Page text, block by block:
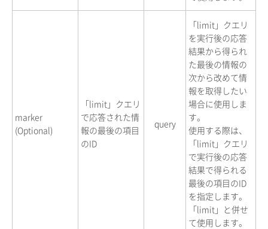
marker
(Optional)
「limit」クエリ
で応答された情
報の最後の項目
のID
query
「limit」クエリ
を実行後の応答
結果から得られ
た最後の情報の
次から改めて情
報を取得したい
場合に使用しま
す。
使用する際は、
「limit」クエリ
で実行後の応答
結果で得られる
最後の項目のID
を指定します。
「limit」と併せ
て使用します。